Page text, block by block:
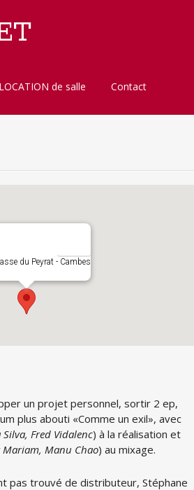
LOCATION de salle Contact
du Peyrat - Cambes
un projet personnel, sortir 2 ep,
plus abouti «Comme un exil», avec
Silva, Fred Vidalenc) à la réalisation et
Mariam, Manu Chao) au mixage.
pas trouvé de distributeur, Stéphane